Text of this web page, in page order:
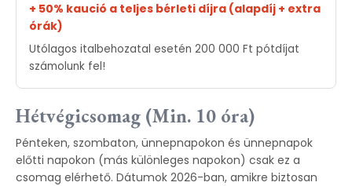
+ 50% kaució a teljes bérleti díjra (alapdíj + extra
órák)
Utólagos italbehozatal esetén 200 000 Ft pótdíjat
számolunk fel!
Hétvégicsomag (Min. 10 óra)
Pénteken, szombaton, ünnepnapokon és ünnepnapok
előtti napokon (más különleges napokon) csak ez a
csomag elérhető. Dátumok 2026-ban, amikre biztosan